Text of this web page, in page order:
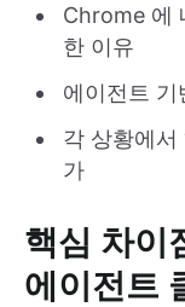
Chrome 에
한 이유
에이전트
각 상황에서
가
핵심 차이
에이전트